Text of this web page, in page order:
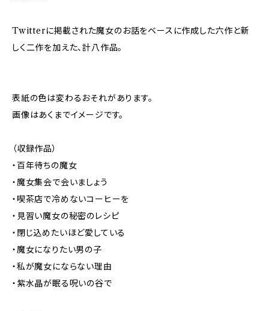
Twitterに掲載された魔女のお話をベースに作成した六作と新
しく二作を加えた、計八作品。
表紙の色は変わるおそれがあります。
画像はあくまでイメージです。
（収録作品）
・百年待ちの魔女
・魔女集会で会いましょう
・喫茶店で冷めないコーヒーを
・見習い魔女の秘密のレシピ
・閉じ込めたいほど愛している
・魔女になりたい男の子
・私が魔女にならない理由
・紫水晶が眠る呪いの谷で